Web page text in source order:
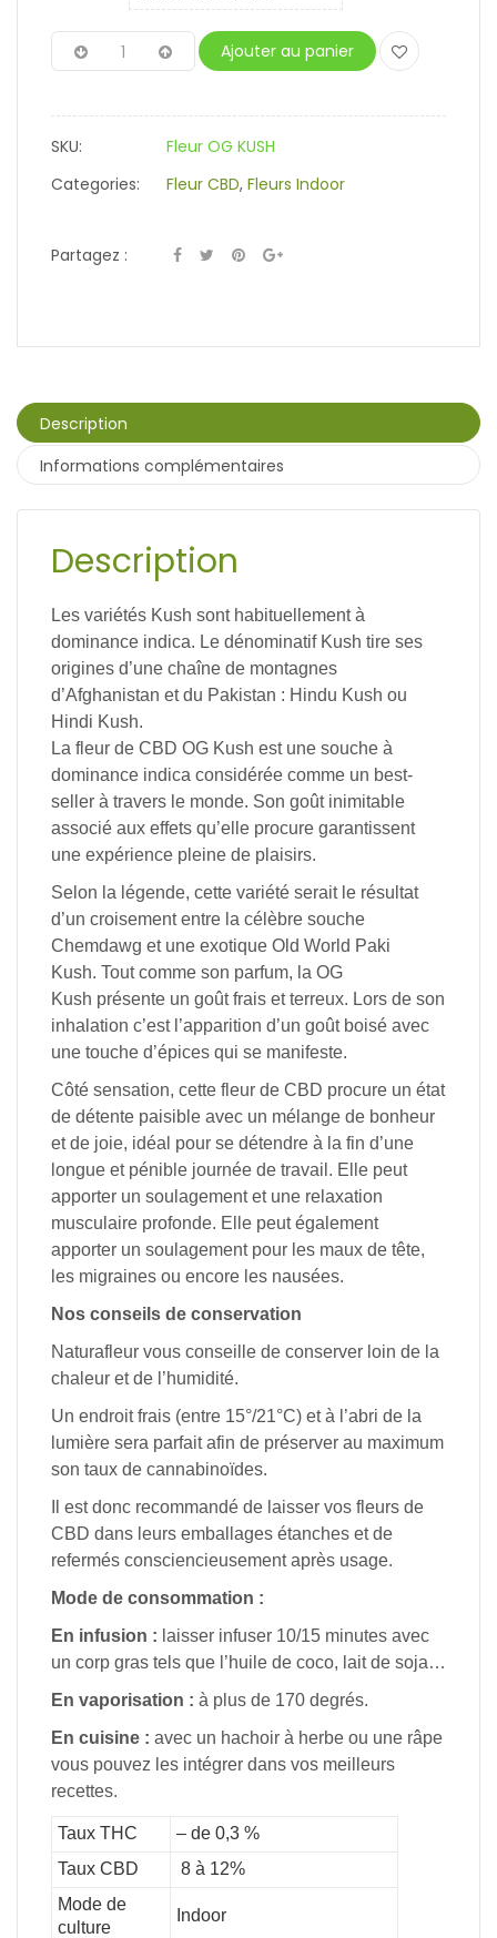
Ajouter au panier
SKU:
Fleur OG KUSH
Categories:
Fleur CBD, Fleurs Indoor
Partagez :
Description
Informations complémentaires
Description
Les variétés Kush sont habituellement à
dominance indica. Le dénominatif Kush tire ses
origines d’une chaîne de montagnes
d’Afghanistan et du Pakistan : Hindu Kush ou
Hindi Kush.
La fleur de CBD OG Kush est une souche à
dominance indica considérée comme un best-
seller à travers le monde. Son goût inimitable
associé aux effets qu’elle procure garantissent
une expérience pleine de plaisirs.
Selon la légende, cette variété serait le résultat
d’un croisement entre la célèbre souche
Chemdawg et une exotique Old World Paki
Kush. Tout comme son parfum, la OG
Kush présente un goût frais et terreux. Lors de son
inhalation c’est l’apparition d’un goût boisé avec
une touche d’épices qui se manifeste.
Côté sensation, cette fleur de CBD procure un état
de détente paisible avec un mélange de bonheur
et de joie, idéal pour se détendre à la fin d’une
longue et pénible journée de travail. Elle peut
apporter un soulagement et une relaxation
musculaire profonde. Elle peut également
apporter un soulagement pour les maux de tête,
les migraines ou encore les nausées.
Nos conseils de conservation
Naturafleur vous conseille de conserver loin de la
chaleur et de l’humidité.
Un endroit frais (entre 15°/21°C) et à l’abri de la
lumière sera parfait afin de préserver au maximum
son taux de cannabinoïdes.
Il est donc recommandé de laisser vos fleurs de
CBD dans leurs emballages étanches et de
refermés consciencieusement après usage.
Mode de consommation :
En infusion : laisser infuser 10/15 minutes avec
un corp gras tels que l’huile de coco, lait de soja…
En vaporisation : à plus de 170 degrés.
En cuisine : avec un hachoir à herbe ou une râpe
vous pouvez les intégrer dans vos meilleurs
recettes.
Taux THC
– de 0,3 %
Taux CBD
8 à 12%
Mode de
culture
Indoor